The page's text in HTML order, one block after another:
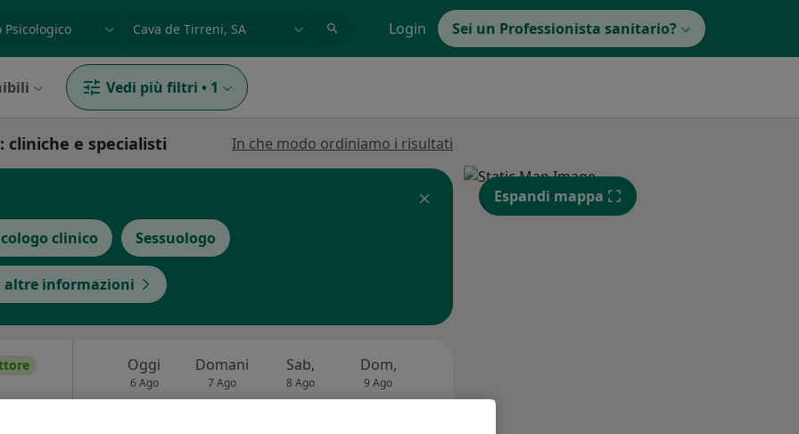
Login Sei un Professionista sanitario?
Vedi più filtri • 1
cliniche e specialisti In che modo ordiniamo i risultati
clinico Sessuologo
altre informazioni
Oggi
6 Ago
Domani
7 Ago
Sab,
8 Ago
Dom,
9 Ago
Espandi mappa